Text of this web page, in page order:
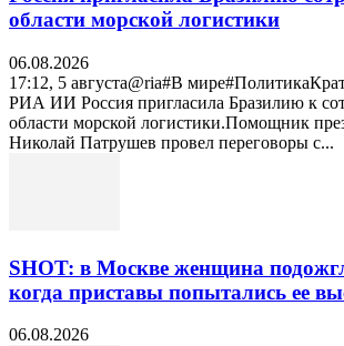
области морской логистики
06.08.2026
17:12, 5 августа@ria#В
РИА ИИ Россия пригласила Бразилию к
области морской логистики.Помощник
Николай Патрушев провел переговоры с...
SHOT: в Москве женщина
когда приставы попытались ее
06.08.2026